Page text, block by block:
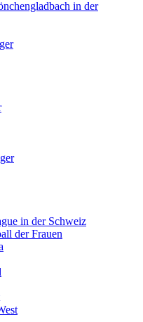
in der
in der Schweiz
der Frauen